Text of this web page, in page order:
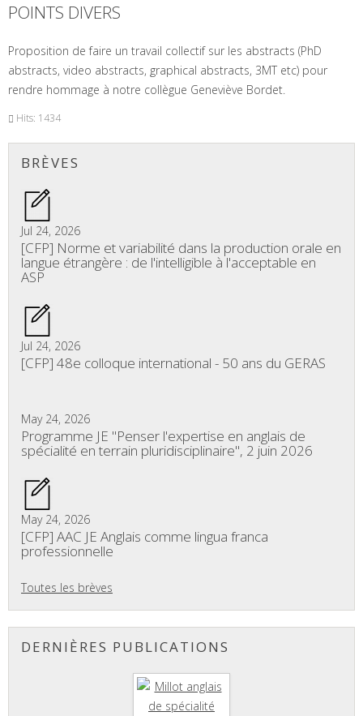
POINTS DIVERS
Proposition de faire un travail collectif sur les abstracts (PhD
abstracts, video abstracts, graphical abstracts, 3MT etc) pour
rendre hommage à notre collègue Geneviève Bordet.
Hits: 1434
BRÈVES
Jul 24, 2026
[CFP] Norme et variabilité dans la production orale en
langue étrangère : de l'intelligible à l'acceptable en
ASP
Jul 24, 2026
[CFP] 48e colloque international - 50 ans du GERAS
May 24, 2026
Programme JE "Penser l'expertise en anglais de
spécialité en terrain pluridisciplinaire", 2 juin 2026
May 24, 2026
[CFP] AAC JE Anglais comme lingua franca
professionnelle
Toutes les brèves
DERNIÈRES PUBLICATIONS